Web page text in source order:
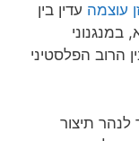
עוצמה עדין בין
הרוב הפלסטיני
תיצור